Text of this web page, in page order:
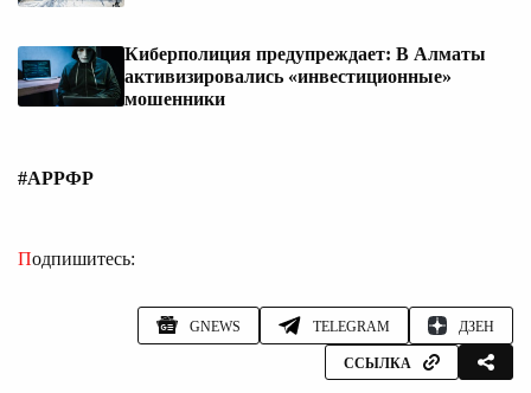
Киберполиция предупреждает: В Алматы
активизировались «инвестиционные»
мошенники
#АРРФР
Подпишитесь:
GNEWS TELEGRAM ДЗЕН
ССЫЛКА